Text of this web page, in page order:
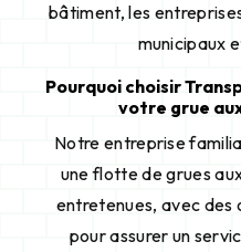
bâtiment, les
municipaux
Pourquoi choisir
votre grue
Notre entreprise
une flotte de grues
entretenues, avec
pour assurer un